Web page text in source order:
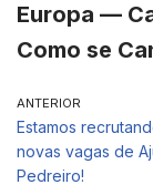
Europa —
Como se
ANTERIOR
Estamos
novas vagas de
Pedreiro!